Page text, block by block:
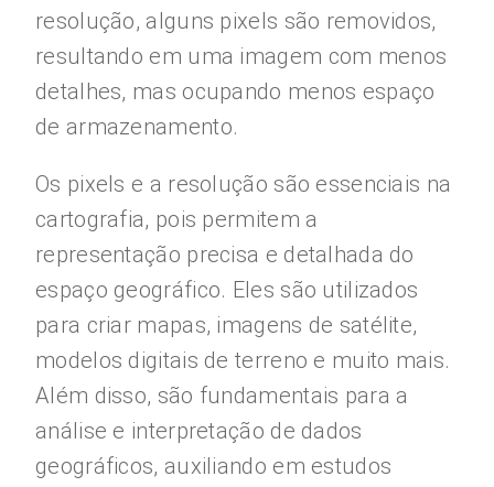
resolução, alguns pixels são removidos,
resultando em uma imagem com menos
detalhes, mas ocupando menos espaço
de armazenamento.
Os pixels e a resolução são essenciais na
cartografia, pois permitem a
representação precisa e detalhada do
espaço geográfico. Eles são utilizados
para criar mapas, imagens de satélite,
modelos digitais de terreno e muito mais.
Além disso, são fundamentais para a
análise e interpretação de dados
geográficos, auxiliando em estudos